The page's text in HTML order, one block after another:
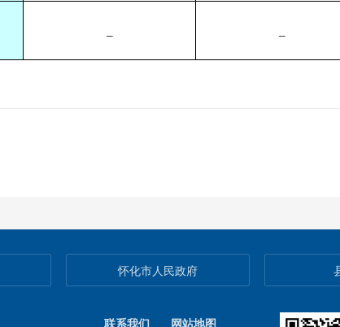
怀化市人民政府
联系我们 网站地图